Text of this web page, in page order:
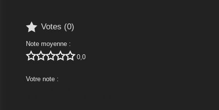
 Votes (0)
Note moyenne :
 0,0
Votre note :